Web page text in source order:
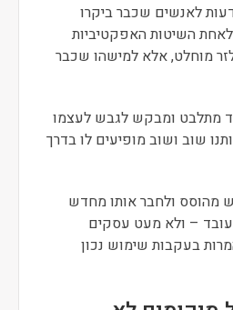
לאנשים שכבר ביקרו
השיטות האפקטיביות
מוחלט, אלא למישהו שכבר
מתלבט ומבקש לגבש לעצמו
שוב ושוב מופיעים לו בדרך
מהוסס ולחבר אותו מחדש
– ולא מעט עסקים
בעקבות שימוש נכון